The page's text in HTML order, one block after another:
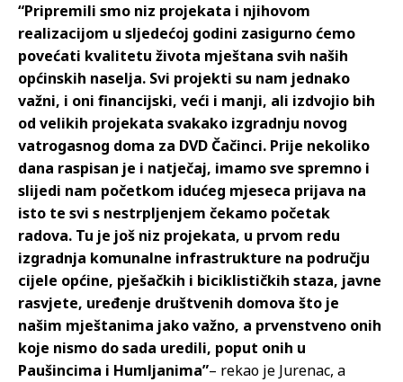
“Pripremili smo niz projekata i njihovom
realizacijom u sljedećoj godini zasigurno ćemo
povećati kvalitetu života mještana svih naših
općinskih naselja. Svi projekti su nam jednako
važni, i oni financijski, veći i manji, ali izdvojio bih
od velikih projekata svakako izgradnju novog
vatrogasnog doma za DVD Čačinci. Prije nekoliko
dana raspisan je i natječaj, imamo sve spremno i
slijedi nam početkom idućeg mjeseca prijava na
isto te svi s nestrpljenjem čekamo početak
radova. Tu je još niz projekata, u prvom redu
izgradnja komunalne infrastrukture na području
cijele općine, pješačkih i biciklističkih staza, javne
rasvjete, uređenje društvenih domova što je
našim mještanima jako važno, a prvenstveno onih
koje nismo do sada uredili, poput onih u
Paušincima i Humljanima”– rekao je Jurenac, a